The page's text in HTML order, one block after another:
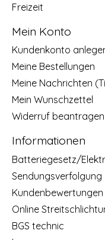
Freizeit
Mein Konto
Kundenkonto
Meine Bestellungen
Meine Nachrichten
Mein Wunschzettel
Widerruf beantragen
Informationen
Batteriegesetz/
Sendungsverfolgung
Kundenbewertungen
Online
BGS technic